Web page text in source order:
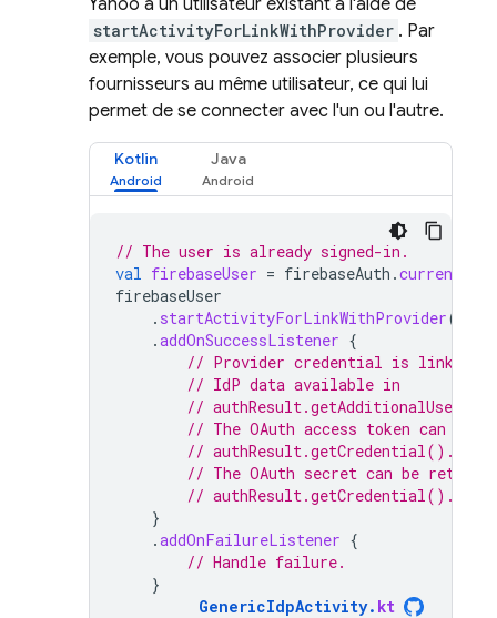
Yahoo à un utilisateur existant à l'aide de
startActivityForLinkWithProvider . Par
exemple, vous pouvez associer plusieurs
fournisseurs au même utilisateur, ce qui lui
permet de se connecter avec l'un ou l'autre.
Kotlin Java
// The user is already signed-in.
val firebaseUser = firebaseAuth .currentUser
firebaseUser
. startActivityForLinkWithProvider(
.addOnSuccessListener {
// Provider credential is linked
// IdP data available in
//
// The OAuth access token can
//
// The OAuth secret can be
//
}
.addOnFailureListener {
// Handle failure.
}
GenericIdpActivity. kt